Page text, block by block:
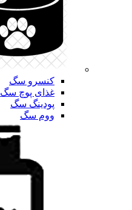
کنسرو سگ
غذای پوچ سگ
پودینگ سگ
ووم سگ